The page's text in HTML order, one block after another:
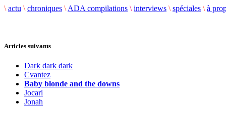
\ actu \ chroniques \ ADA compilations \ interviews \ spéciales \ à
Articles suivants
Dark dark dark
Cvantez
Baby blonde and the downs
Jocari
Jonah